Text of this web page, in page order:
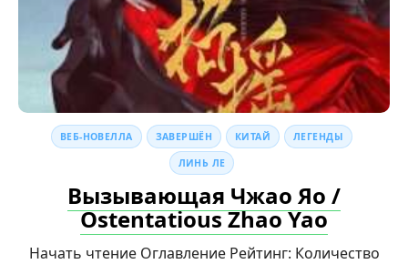
ВЕБ-НОВЕЛЛА ЗАВЕРШЁН КИТАЙ ЛЕГЕНДЫ
ЛИНЬ ЛЕ
Вызывающая Чжао Яо /
Ostentatious Zhao Yao
Начать чтение Оглавление Рейтинг: Количество